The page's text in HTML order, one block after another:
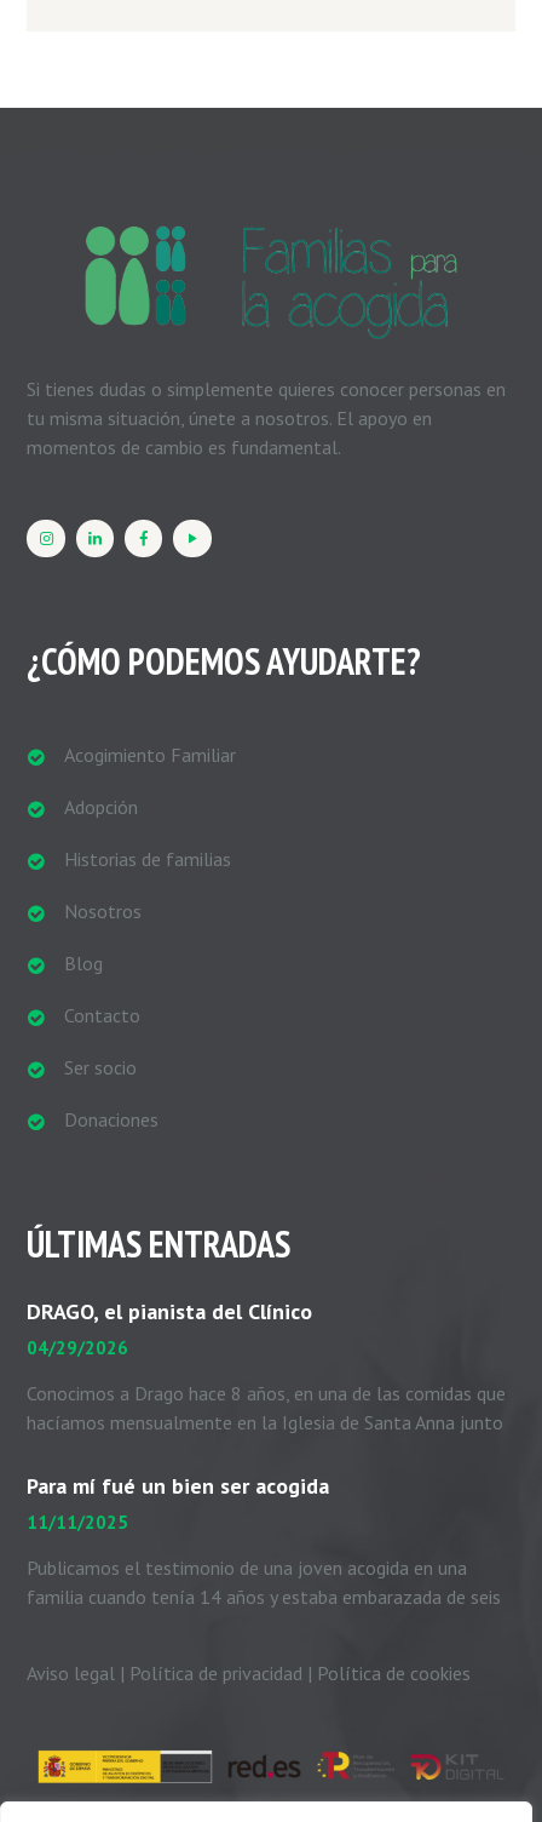
Si tienes dudas o simplemente quieres conocer personas en
tu misma situación, únete a nosotros. El apoyo en
momentos de cambio es fundamental.
¿CÓMO PODEMOS AYUDARTE?
Acogimiento Familiar
Adopción
Historias de familias
Nosotros
Blog
Contacto
Ser socio
Donaciones
ÚLTIMAS ENTRADAS
DRAGO, el pianista del Clínico
04/29/2026
Conocimos a Drago hace 8 años, en una de las comidas que
hacíamos mensualmente en la Iglesia de Santa Anna junto
Para mí fué un bien ser acogida
11/11/2025
Publicamos el testimonio de una joven acogida en una
familia cuando tenía 14 años y estaba embarazada de seis
Aviso legal | Política de privacidad | Política de cookies